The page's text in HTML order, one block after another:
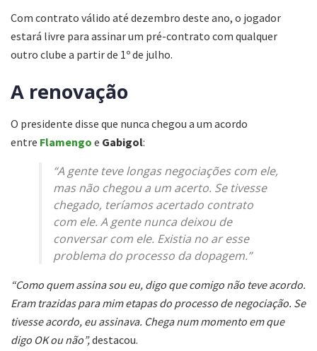
Com contrato válido até dezembro deste ano, o jogador
estará livre para assinar um pré-contrato com qualquer
outro clube a partir de 1º de julho.
A renovação
O presidente disse que nunca chegou a um acordo
entre Flamengo e Gabigol:
“A gente teve longas negociações com ele,
mas não chegou a um acerto. Se tivesse
chegado, teríamos acertado contrato
com ele. A gente nunca deixou de
conversar com ele. Existia no ar esse
problema do processo da dopagem.”
“Como quem assina sou eu, digo que comigo não teve acordo.
Eram trazidas para mim etapas do processo de negociação. Se
tivesse acordo, eu assinava. Chega num momento em que
digo OK ou não”,destacou.